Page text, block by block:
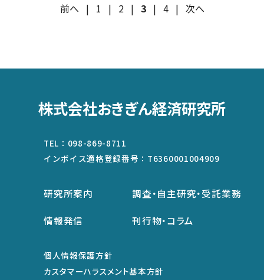
前へ | 1 | 2 | 3 | 4 | 次へ
株式会社おきぎん経済研究所
TEL： 098-869-8711
インボイス適格登録番号： T6360001004909
研究所案内
情報発信
調査・自主研究・受託業務
刊行物・コラム
個人情報保護方針
カスタマーハラスメント基本方針